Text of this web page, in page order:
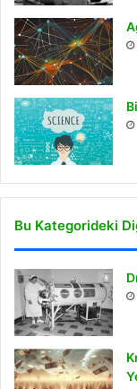
Bu Kategorideki